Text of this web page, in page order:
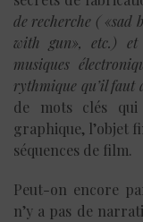
de recherche ( «sad
with gun», etc.) et
musiques
rythmique qu’il faut
de mots clés
graphique, l’objet
séquences de film.
Peut-on encore
n’y a pas de